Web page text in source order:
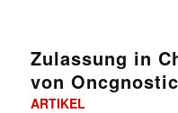
Zulassung in
von
ARTIKEL